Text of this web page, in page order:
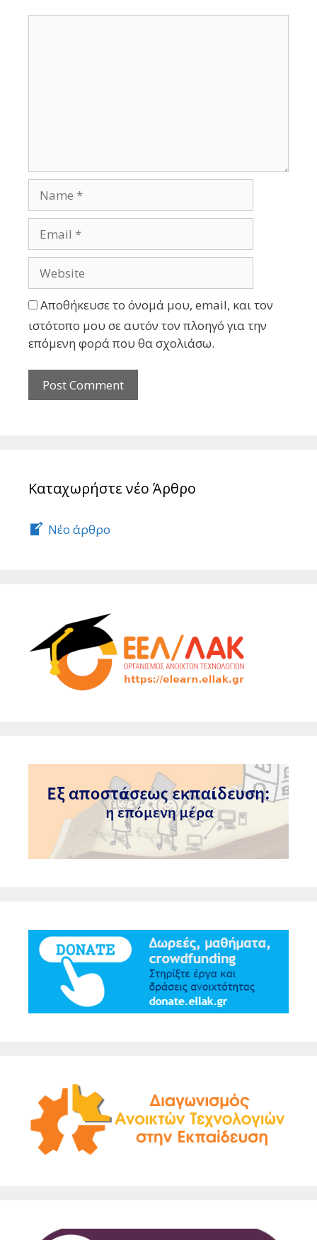
Αποθήκευσε το όνομά μου, email, και τον
ιστότοπο μου σε αυτόν τον πλοηγό για την
επόμενη φορά που θα σχολιάσω.
Καταχωρήστε νέο Άρθρο
Νέο άρθρο